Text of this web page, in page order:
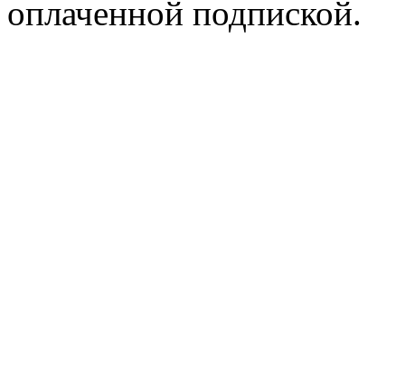
оплаченной подпиской.